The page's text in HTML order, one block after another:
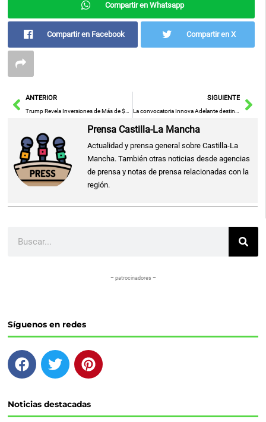
Compartir en Whatsapp
Compartir en Facebook Compartir en X
AntANTERIOR
Trump Revela Inversiones de Más de $92 Mil Millones en IA y Energía para Impulsar la Innovación
SIGUIENTE
La convocatoria Innova Adelante destinará cinco millones de euros a pymes de Castilla-La Mancha para apoyar la I+D+i
Prensa Castilla-La Mancha
Actualidad y prensa general sobre Castilla-La
Mancha. También otras noticias desde agencias
de prensa y notas de prensa relacionadas con la
región.
– patrocinadores –
Síguenos en redes
F
a
e
b
T
w
t
t
P
i
t
e
Noticias destacadas